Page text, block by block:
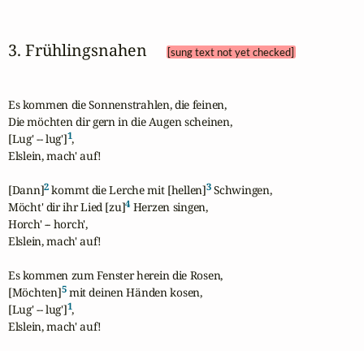
3. Frühlingsnahen [sung text not yet checked]
Es kommen die Sonnenstrahlen, die feinen,
Die möchten dir gern in die Augen scheinen,
[Lug' -- lug']1,
Elslein, mach' auf!
[Dann]2 kommt die Lerche mit [hellen]3 Schwingen,
Möcht' dir ihr Lied [zu]4 Herzen singen,
Horch' -- horch',
Elslein, mach' auf!
Es kommen zum Fenster herein die Rosen,
[Möchten]5 mit deinen Händen kosen,
[Lug' -- lug']1,
Elslein, mach' auf!